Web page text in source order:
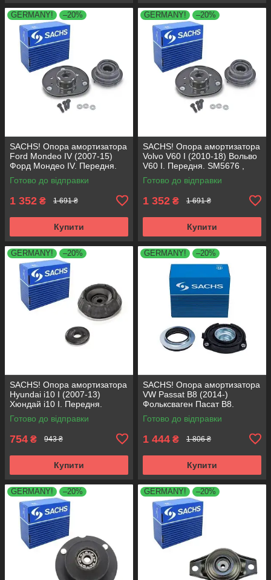
GERMANY! –20%
SACHS! Опора амортизатора
Ford Mondeo IV (2007-15)
Форд Мондео IV. Передня.
SM5676 , 803053 , KB652.30
Готово до відправки
1 352 ₴ 1 691 ₴
Купити
GERMANY! –20%
SACHS! Опора амортизатора
Volvo V60 I (2010-18) Вольво
V60 I. Передня. SM5676 ,
803053 , KB652.30
Готово до відправки
1 352 ₴ 1 691 ₴
Купити
GERMANY! –20%
SACHS! Опора амортизатора
Hyundai i10 I (2007-13)
Хюндай i10 I. Передня.
SM5818 , 801063 , KB689.27 ,
VKDA88511
Готово до відправки
754 ₴ 943 ₴
Купити
GERMANY! –20%
SACHS! Опора амортизатора
VW Passat B8 (2014-)
Фольксваген Пасат B8.
Передня. 803024 , KB657.27 ,
VKDA35167
Готово до відправки
1 444 ₴ 1 806 ₴
Купити
GERMANY! –20% GERMANY! –20%